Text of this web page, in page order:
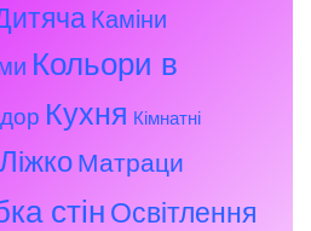
Каміни
Кольори в
Кухня Кімнатні
Ліжко Матраци
стін Освітлення